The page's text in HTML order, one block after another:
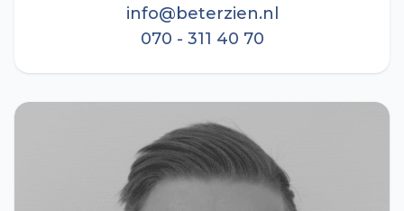
info@beterzien.nl
070 - 311 40 70